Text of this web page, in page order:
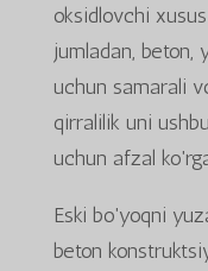
oksidlovchi
jumladan, beton,
uchun samarali
qirralilik uni
uchun afzal
Eski bo'yoqni
beton